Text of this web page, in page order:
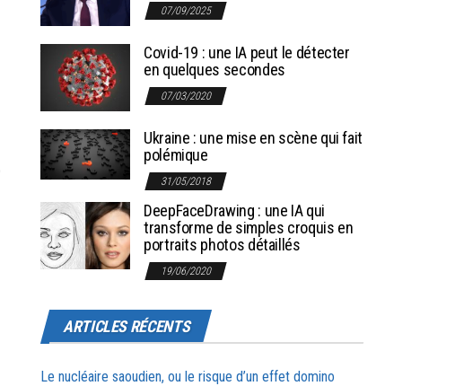
07/09/2025
Covid-19 : une IA peut le détecter
en quelques secondes
07/03/2020
Ukraine : une mise en scène qui fait
polémique
31/05/2018
DeepFaceDrawing : une IA qui
transforme de simples croquis en
portraits photos détaillés
19/06/2020
ARTICLES RÉCENTS
Le nucléaire saoudien, ou le risque d’un effet domino